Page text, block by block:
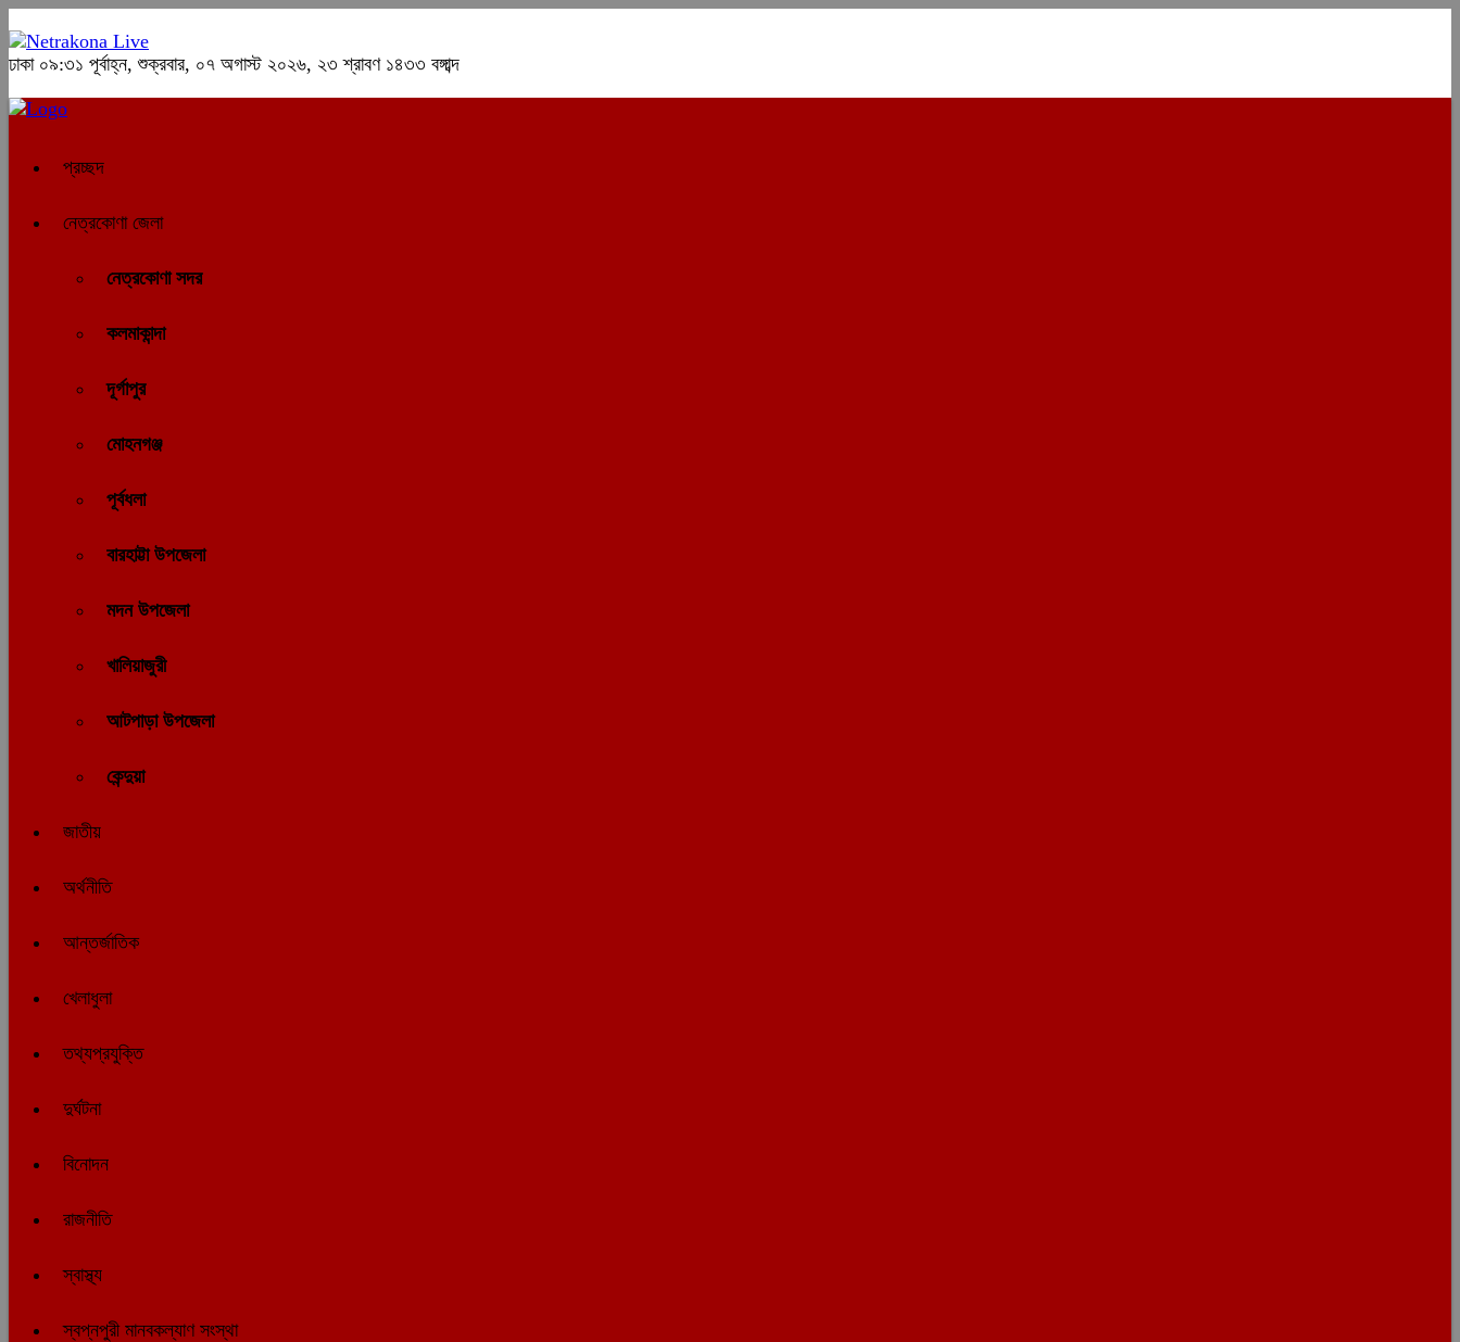
ঢাকা ০৯:৩১ পূর্বাহ্ন, শুক্রবার, ০৭ অগাস্ট ২০২৬, ২৩ শ্রাবণ ১৪৩৩ বঙ্গাব্দ
প্রচ্ছদ
নেত্রকোণা জেলা
নেত্রকোণা সদর
কলমাকান্দা
দূর্গাপুর
মোহনগঞ্জ
পূর্বধলা
বারহাট্টা উপজেলা
মদন উপজেলা
খালিয়াজুরী
আটপাড়া উপজেলা
কেন্দুয়া
জাতীয়
অর্থনীতি
আন্তর্জাতিক
খেলাধুলা
তথ্যপ্রযুক্তি
দুর্ঘটনা
বিনোদন
রাজনীতি
স্বাস্থ্য
স্বপ্নপুরী মানবকল্যাণ সংস্থা